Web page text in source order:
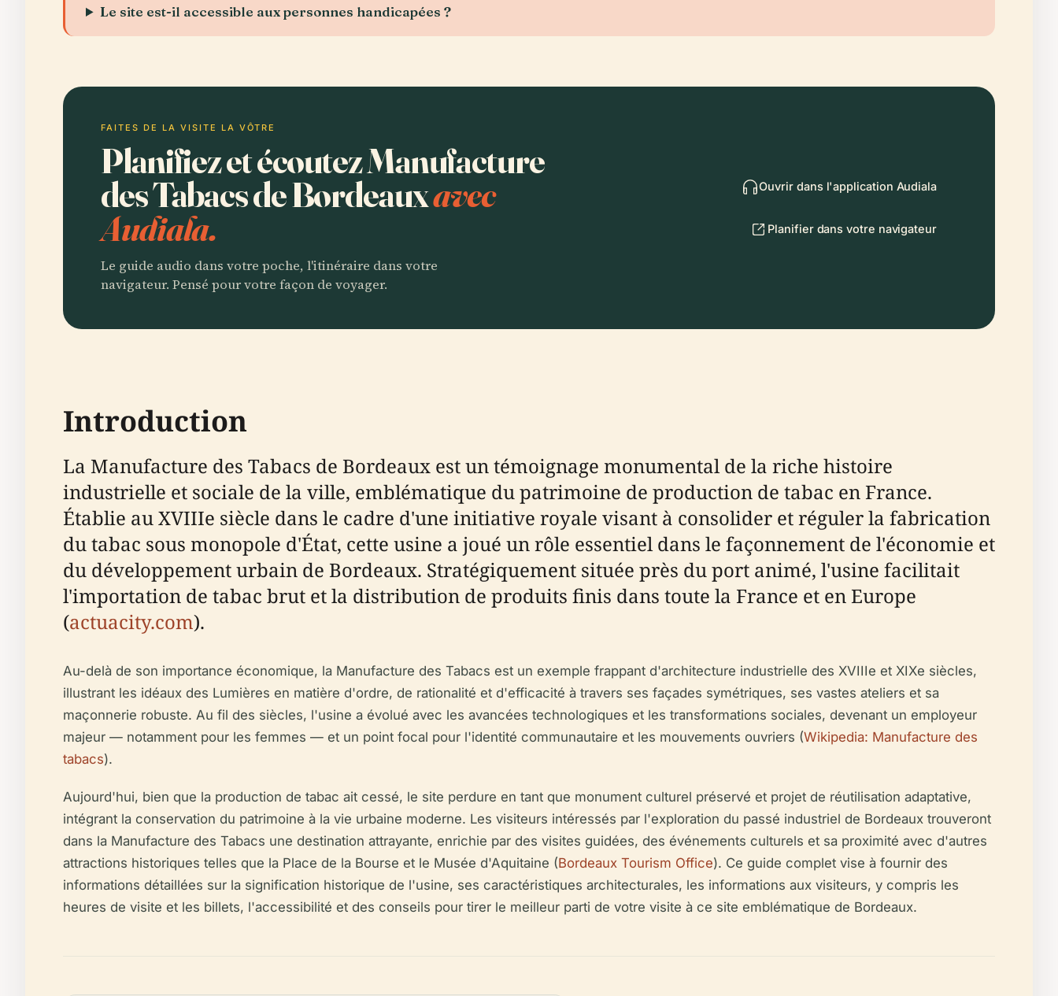
Le site est-il accessible aux personnes handicapées ?
FAITES DE LA VISITE LA VÔTRE
Planifiez et écoutez Manufacture
des Tabacs de Bordeauxavec
Audiala.
Le guide audio dans votre poche, l'itinéraire dans votre
navigateur. Pensé pour votre façon de voyager.
Ouvrir dans l'application Audiala
Planifier dans votre navigateur
Introduction
La Manufacture des Tabacs de Bordeaux est un témoignage monumental de la riche histoire
industrielle et sociale de la ville, emblématique du patrimoine de production de tabac en France.
Établie au XVIIIe siècle dans le cadre d'une initiative royale visant à consolider et réguler la fabrication
du tabac sous monopole d'État, cette usine a joué un rôle essentiel dans le façonnement de l'économie et
du développement urbain de Bordeaux. Stratégiquement située près du port animé, l'usine facilitait
l'importation de tabac brut et la distribution de produits finis dans toute la France et en Europe
(actuacity.com).
Au-delà de son importance économique, la Manufacture des Tabacs est un exemple frappant d'architecture industrielle des XVIIIe et XIXe siècles,
illustrant les idéaux des Lumières en matière d'ordre, de rationalité et d'efficacité à travers ses façades symétriques, ses vastes ateliers et sa
maçonnerie robuste. Au fil des siècles, l'usine a évolué avec les avancées technologiques et les transformations sociales, devenant un employeur
majeur — notamment pour les femmes — et un point focal pour l'identité communautaire et les mouvements ouvriers (Wikipedia: Manufacture des
tabacs).
Aujourd'hui, bien que la production de tabac ait cessé, le site perdure en tant que monument culturel préservé et projet de réutilisation adaptative,
intégrant la conservation du patrimoine à la vie urbaine moderne. Les visiteurs intéressés par l'exploration du passé industriel de Bordeaux trouveront
dans la Manufacture des Tabacs une destination attrayante, enrichie par des visites guidées, des événements culturels et sa proximité avec d'autres
attractions historiques telles que la Place de la Bourse et le Musée d'Aquitaine (Bordeaux Tourism Office). Ce guide complet vise à fournir des
informations détaillées sur la signification historique de l'usine, ses caractéristiques architecturales, les informations aux visiteurs, y compris les
heures de visite et les billets, l'accessibilité et des conseils pour tirer le meilleur parti de votre visite à ce site emblématique de Bordeaux.